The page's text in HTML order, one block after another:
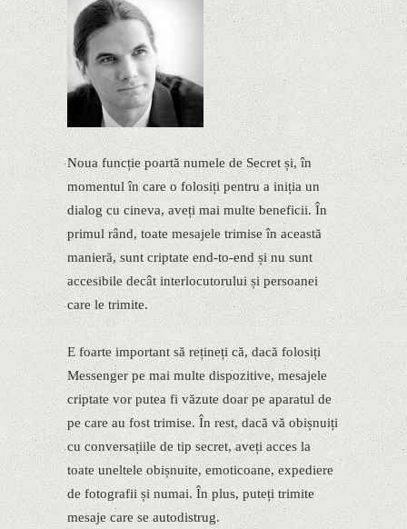
Noua funcție poartă numele de Secret și, în
momentul în care o folosiți pentru a iniția un
dialog cu cineva, aveți mai multe beneficii. În
primul rând, toate mesajele trimise în această
manieră, sunt criptate end-to-end și nu sunt
accesibile decât interlocutorului și persoanei
care le trimite.
E foarte important să rețineți că, dacă folosiți
Messenger pe mai multe dispozitive, mesajele
criptate vor putea fi văzute doar pe aparatul de
pe care au fost trimise. În rest, dacă vă obișnuiți
cu conversațiile de tip secret, aveți acces la
toate uneltele obișnuite, emoticoane, expediere
de fotografii și numai. În plus, puteți trimite
mesaje care se autodistrug.